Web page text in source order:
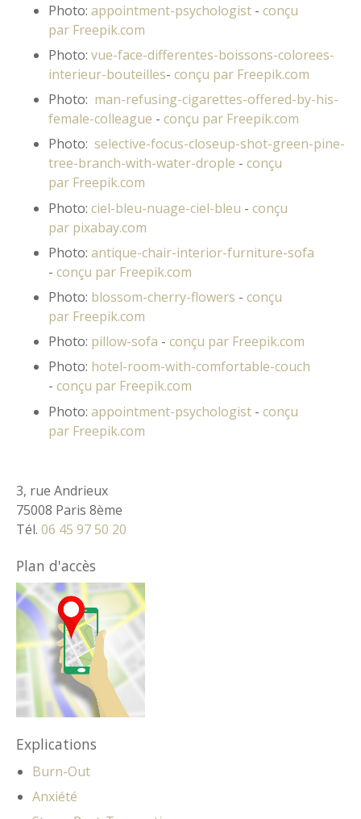
Photo: appointment-psychologist - conçu
par Freepik.com
Photo: vue-face-differentes-boissons-colorees-
interieur-bouteilles- conçu par Freepik.com
Photo: man-refusing-cigarettes-offered-by-his-
female-colleague - conçu par Freepik.com
Photo: selective-focus-closeup-shot-green-pine-
tree-branch-with-water-drople - conçu
par Freepik.com
Photo: ciel-bleu-nuage-ciel-bleu - conçu
par pixabay.com
Photo: antique-chair-interior-furniture-sofa
- conçu par Freepik.com
Photo: blossom-cherry-flowers - conçu
par Freepik.com
Photo: pillow-sofa - conçu par Freepik.com
Photo: hotel-room-with-comfortable-couch
- conçu par Freepik.com
Photo: appointment-psychologist - conçu
par Freepik.com
3, rue Andrieux
75008 Paris 8ème
Tél. 06 45 97 50 20
Plan d'accès
Explications
Burn-Out
Anxiété